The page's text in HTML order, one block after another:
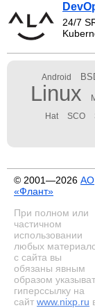
24/7
Android
Linux
Hat SCO
© 2001—2026 АО
«Флант»
При полном или
частичном
использовании
любых
с сайта вы
обязаны явным
образом
гиперссылку на
сайт www.nixp.ru